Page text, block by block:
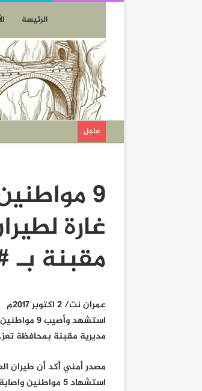
الرئيسة
عاجل
9
غارة
مقبنة بـ
عمران نت/ 2 اكتوبر 2017م
استشهد
مديرية مقبنة بمحافظة تعز.
مصدر أمني أكد أن طيران
استشهاد 5 مواطنين واصابة 4 آخرين بجروح متفاوتة.